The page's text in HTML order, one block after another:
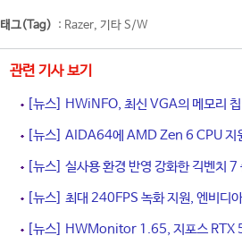
태그(Tag) : Razer, 기타 S/W
관련 기사 보기
[뉴스] HWiNFO, 최신 VGA의 메모리
[뉴스] AIDA64에 AMD Zen 6 CPU 지
[뉴스] 실사용 환경 반영 강화한 긱벤치 7
[뉴스] 최대 240FPS 녹화 지원, 엔비디
[뉴스] HWMonitor 1.65, 지포스 RTX